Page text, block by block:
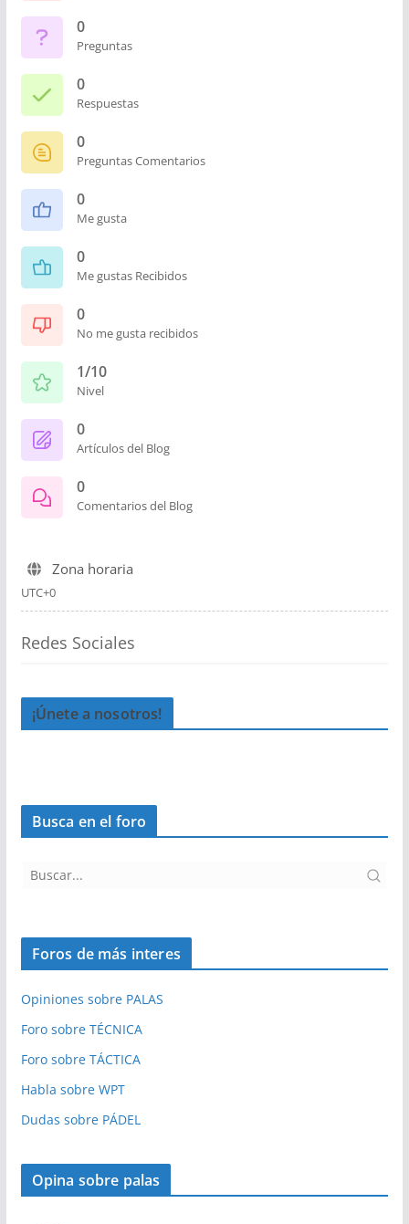
0
Preguntas
0
Respuestas
0
Preguntas Comentarios
0
Me gusta
0
Me gustas Recibidos
0
No me gusta recibidos
1/10
Nivel
0
Artículos del Blog
0
Comentarios del Blog
Zona horaria
UTC+0
Redes Sociales
¡Únete a nosotros!
Busca en el foro
Foros de más interes
Opiniones sobre PALAS
Foro sobre TÉCNICA
Foro sobre TÁCTICA
Habla sobre WPT
Dudas sobre PÁDEL
Opina sobre palas